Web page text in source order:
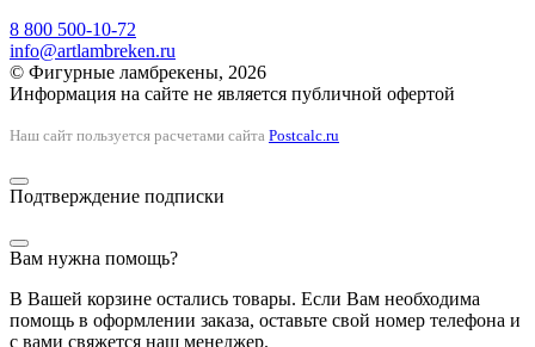
8 800 500-10-72
info@artlambreken.ru
© Фигурные ламбрекены, 2026
Информация на сайте не является публичной офертой
Наш сайт пользуется расчетами сайта Postcalc.ru
Подтверждение подписки
Вам нужна помощь?
В Вашей корзине остались товары. Если Вам необходима
помощь в оформлении заказа, оставьте свой номер телефона и
с вами свяжется наш менеджер.